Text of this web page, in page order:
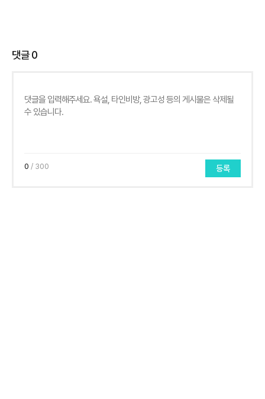
댓글0
0 / 300 등록